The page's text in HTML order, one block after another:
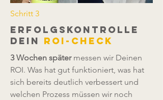
Schritt 3
erfolgskontrolle
dein roi-check
3 Wochen spätermessen wir Deinen
ROI. Was hat gut funktioniert, was hat
sich bereits deutlich verbessert und
welchen Prozess müssen wir noch